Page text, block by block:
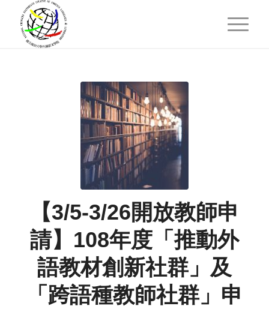
【3/5-3/26開放教師申
請】108年度「推動外
語教材創新社群」及
「跨語種教師社群」申